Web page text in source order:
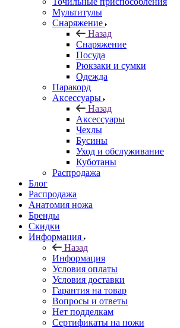
Мультитулы
Снаряжение
Назад
Снаряжение
Посуда
Рюкзаки и сумки
Одежда
Паракорд
Аксессуары
Назад
Аксессуары
Чехлы
Бусины
Уход и обслуживание
Куботаны
Распродажа
Блог
Распродажа
Анатомия ножа
Бренды
Скидки
Информация
Назад
Информация
Условия оплаты
Условия доставки
Гарантия на товар
Вопросы и ответы
Нет подделкам
Сертификаты на ножи